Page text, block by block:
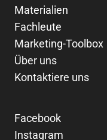
Materialien
Fachleute
Marketing-Toolbox
Über uns
Kontaktiere uns
Facebook
Instagram